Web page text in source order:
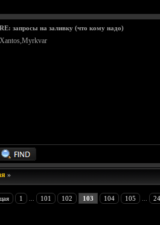
RE: запросы на заливку (что кому надо)
Xantos,Myrkvar
»
1 101 102 103 104 105